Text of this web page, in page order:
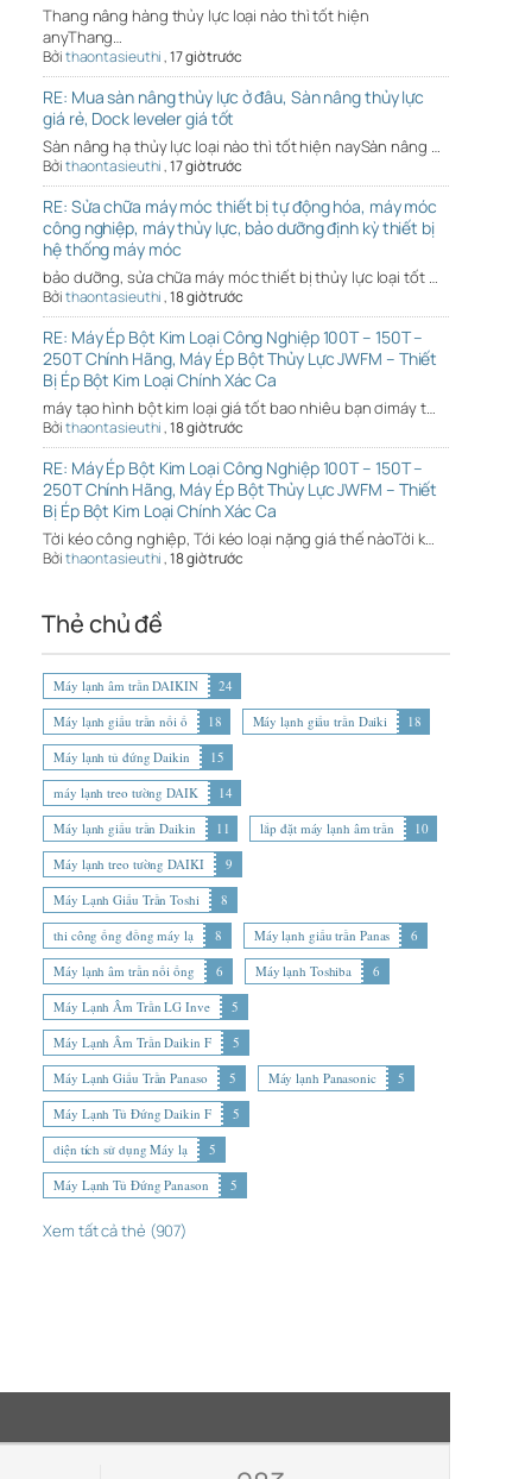
Thang nâng hàng thủy lực loại nào thì tốt hiện
anyThang…
Bởithaontasieuthi,17 giờ trước
RE: Mua sàn nâng thủy lực ở đâu, Sàn nâng thủy lực
giá rẻ, Dock leveler giá tốt
Sàn nâng hạ thủy lực loại nào thì tốt hiện naySàn nâng …
Bởithaontasieuthi,17 giờ trước
RE: Sửa chữa máy móc thiết bị tự động hóa, máy móc
công nghiệp, máy thủy lực, bảo dưỡng định kỳ thiết bị
hệ thống máy móc
bảo dưỡng, sửa chữa máy móc thiết bị thủy lực loại tốt …
Bởithaontasieuthi,18 giờ trước
RE: Máy Ép Bột Kim Loại Công Nghiệp 100T – 150T –
250T Chính Hãng, Máy Ép Bột Thủy Lực JWFM – Thiết
Bị Ép Bột Kim Loại Chính Xác Ca
máy tạo hình bột kim loại giá tốt bao nhiêu bạn ơimáy t…
Bởithaontasieuthi,18 giờ trước
RE: Máy Ép Bột Kim Loại Công Nghiệp 100T – 150T –
250T Chính Hãng, Máy Ép Bột Thủy Lực JWFM – Thiết
Bị Ép Bột Kim Loại Chính Xác Ca
Tời kéo công nghiệp, Tới kéo loại nặng giá thế nàoTời k…
Bởithaontasieuthi,18 giờ trước
Thẻ chủ đề
Máy lạnh âm trần DAIKIN
24
Máy lạnh giấu trần nối ố
18 Máy lạnh giấu trần Daiki
18
Máy lạnh tủ đứng Daikin
15
máy lạnh treo tường DAIK
14
Máy lạnh giấu trần Daikin
11 lắp đặt máy lạnh âm trần
10
Máy lạnh treo tường DAIKI
9
Máy Lạnh Giấu Trần Toshi
8
thi công ống đồng máy lạ
8 Máy lạnh giấu trần Panas
6
Máy lạnh âm trần nối ống
6 Máy lạnh Toshiba
6
Máy Lạnh Âm Trần LG Inve
5
Máy Lạnh Âm Trần Daikin F
5
Máy Lạnh Giấu Trần Panaso
5 Máy lạnh Panasonic
5
Máy Lạnh Tủ Đứng Daikin F
5
diện tích sử dụng Máy lạ
5
Máy Lạnh Tủ Đứng Panason
5
Xem tất cả thẻ (907)